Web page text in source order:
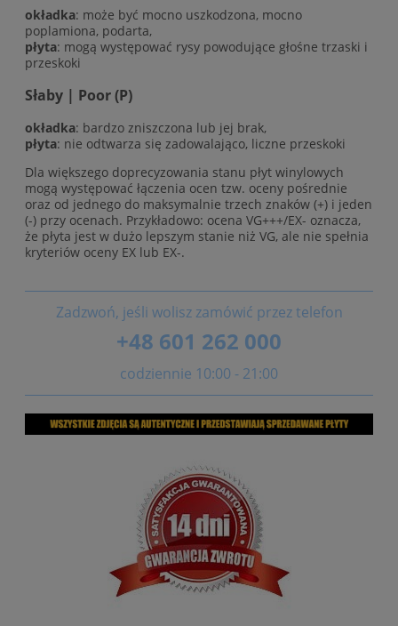
okładka: może być mocno uszkodzona, mocno
poplamiona, podarta,
płyta: mogą występować rysy powodujące głośne trzaski i
przeskoki
Słaby | Poor (P)
okładka: bardzo zniszczona lub jej brak,
płyta: nie odtwarza się zadowalająco, liczne przeskoki
Dla większego doprecyzowania stanu płyt winylowych
mogą występować łączenia ocen tzw. oceny pośrednie
oraz od jednego do maksymalnie trzech znaków (+) i jeden
(-) przy ocenach. Przykładowo: ocena VG+++/EX- oznacza,
że płyta jest w dużo lepszym stanie niż VG, ale nie spełnia
kryteriów oceny EX lub EX-.
Zadzwoń, jeśli wolisz zamówić przez telefon
+48 601 262 000
codziennie 10:00 - 21:00